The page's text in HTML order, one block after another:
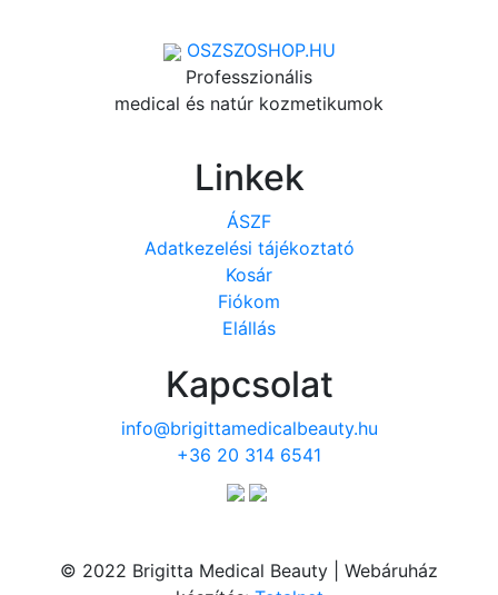
OSZSZOSHOP.HU
Professzionális
medical és natúr kozmetikumok
Linkek
ÁSZF
Adatkezelési tájékoztató
Kosár
Fiókom
Elállás
Kapcsolat
info@brigittamedicalbeauty.hu
+36 20 314 6541
© 2022 Brigitta Medical Beauty | Webáruház